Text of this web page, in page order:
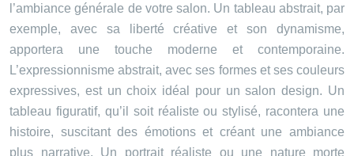
l’ambiance générale de votre salon. Un tableau abstrait, par
exemple, avec sa liberté créative et son dynamisme,
apportera une touche moderne et contemporaine.
L’expressionnisme abstrait, avec ses formes et ses couleurs
expressives, est un choix idéal pour un salon design. Un
tableau figuratif, qu’il soit réaliste ou stylisé, racontera une
histoire, suscitant des émotions et créant une ambiance
plus narrative. Un portrait réaliste ou une nature morte